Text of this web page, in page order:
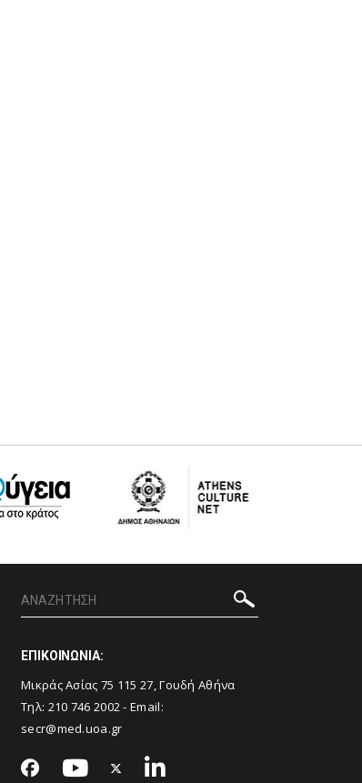
ΕΠΙΚΟΙΝΩΝΙΑ:
Μικράς Ασίας 75 115 27, Γουδή Αθήνα
Τηλ: 210 746 2002 - Email:
secr@med.uoa.gr